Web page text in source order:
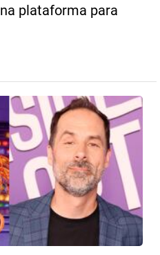
plataforma para